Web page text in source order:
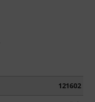
121602